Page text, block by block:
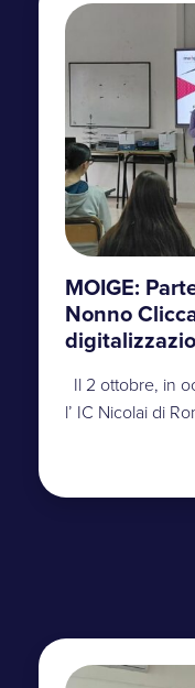
MOIGE:
Nonno
Il 2 ottobre, in
l’ IC Nicolai di